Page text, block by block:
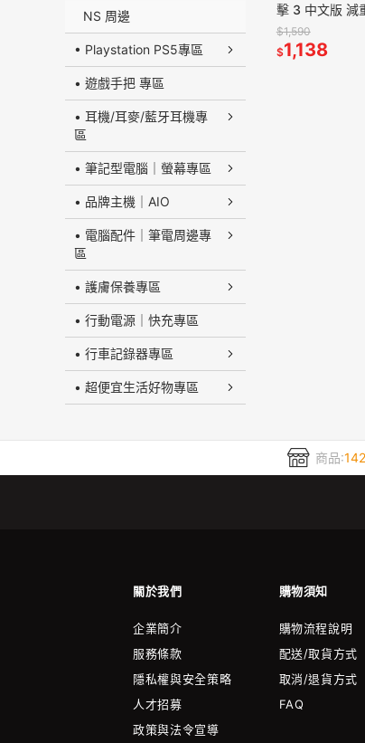
NS 周邊
• Playstation PS5專區
• 遊戲手把 專區
• 耳機/耳麥/藍牙耳機專
區
• 筆記型電腦｜螢幕專區
• 品牌主機｜AIO
• 電腦配件｜筆電周邊專
區
• 護膚保養專區
• 行動電源｜快充專區
• 行車記錄器專區
• 超便宜生活好物專區
擊 3 中文版 減
人教練 公司貨
拳擊 運動
$1,590
$1,138
商品:142
關於我們 購物須知
企業簡介
服務條款
隱私權與安全策略
人才招募
政策與法令宣導
購物流程說明
配送/取貨方式
取消/退貨方式
FAQ